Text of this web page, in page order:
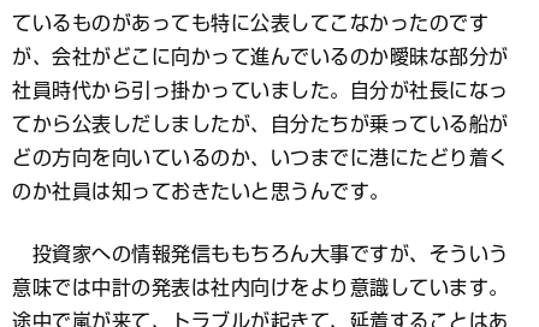
ているものがあっても特に公表してこなかったのです
が、会社がどこに向かって進んでいるのか曖昧な部分が
社員時代から引っ掛かっていました。自分が社長になっ
てから公表しだしましたが、自分たちが乗っている船が
どの方向を向いているのか、いつまでに港にたどり着く
のか社員は知っておきたいと思うんです。
投資家への情報発信ももちろん大事ですが、そういう
意味では中計の発表は社内向けをより意識しています。
途中で嵐が来て、トラブルが起きて、延着することはあ